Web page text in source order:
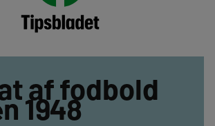
af fodbold
1948